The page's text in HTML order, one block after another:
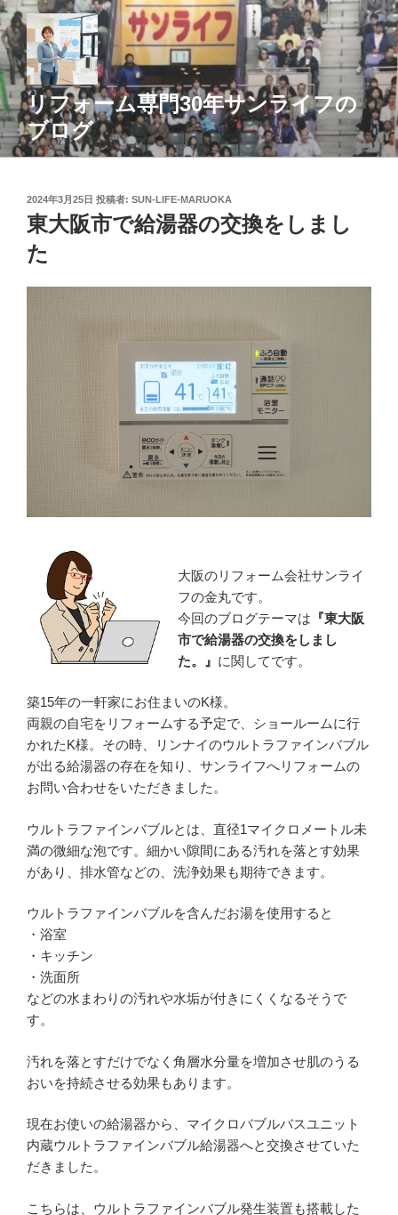
コ
ン
テ
ン
ツ
へ
ス
キ
リフォーム専門30年サンライフの
ブログ
投
稿
日:
2024年3月25日 投稿者: SUN-LIFE-MARUOKA
東大阪市で給湯器の交換をしまし
た
大阪のリフォーム会社サンライ
フの金丸です。
今回のブログテーマは 『東大阪
市で給湯器の交換をしまし
た。』 に関してです。
築15年の一軒家にお住まいのK様。
両親の自宅をリフォームする予定で、ショールームに行
かれたK様。その時、リンナイのウルトラファインバブル
が出る給湯器の存在を知り、サンライフへリフォームの
お問い合わせをいただきました。
ウルトラファインバブルとは、直径1マイクロメートル未
満の微細な泡です。細かい隙間にある汚れを落とす効果
があり、排水管などの、洗浄効果も期待できます。
ウルトラファインバブルを含んだお湯を使用すると
・浴室
・キッチン
・洗面所
などの水まわりの汚れや水垢が付きにくくなるそうで
す。
汚れを落とすだけでなく角層水分量を増加させ肌のうる
おいを持続させる効果もあります。
現在お使いの給湯器から、マイクロバブルバスユニット
内蔵ウルトラファインバブル給湯器へと交換させていた
だきました。
こちらは、ウルトラファインバブル発生装置も搭載した